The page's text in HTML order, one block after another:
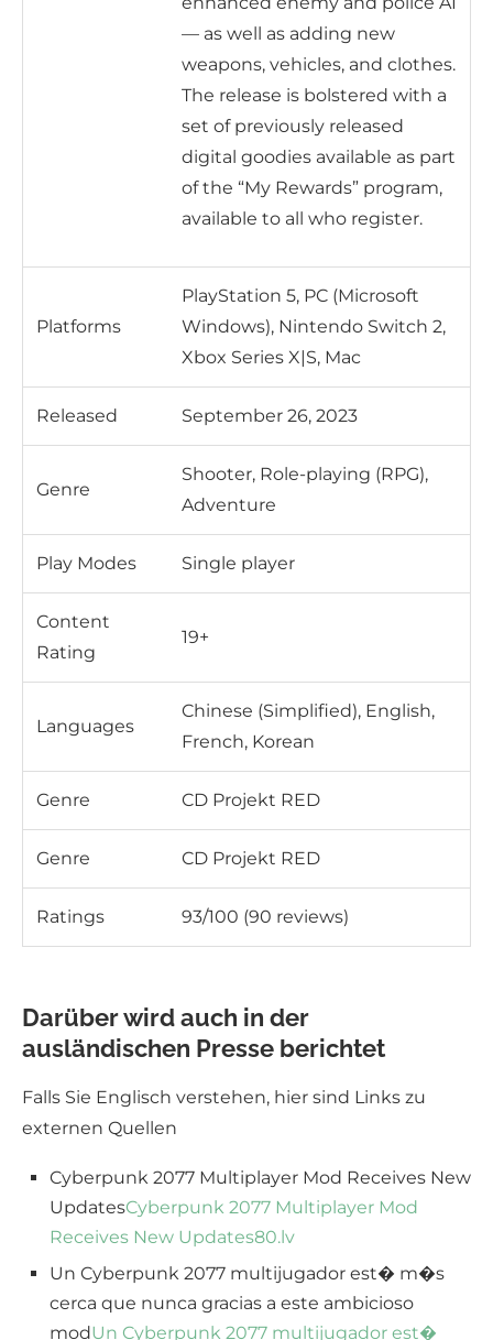
— as well as adding new
weapons, vehicles, and clothes.
The release is bolstered with a
set of previously released
digital goodies available as part
of the “My Rewards” program,
available to all who register.
Platforms
PlayStation 5, PC (Microsoft
Windows), Nintendo Switch 2,
Xbox Series X|S, Mac
Released September 26, 2023
Genre
Shooter, Role-playing (RPG),
Adventure
Play Modes Single player
Content
Rating
19+
Languages
Chinese (Simplified), English,
French, Korean
Genre CD Projekt RED
Genre CD Projekt RED
Ratings 93/100 (90 reviews)
Darüber wird auch in der
ausländischen Presse berichtet
Falls Sie Englisch verstehen, hier sind Links zu
externen Quellen
Cyberpunk 2077 Multiplayer Mod Receives New
UpdatesCyberpunk 2077 Multiplayer Mod
Receives New Updates80.lv
Un Cyberpunk 2077 multijugador est� m�s
cerca que nunca gracias a este ambicioso
modUn Cyberpunk 2077 multijugador est�